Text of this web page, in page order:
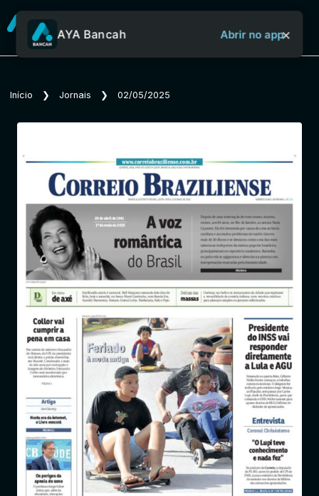
Sobre o Aya Bancah
Revistas
Jornais
Notícias
Entrar
AYA Bancah Abrir no app×
Início ❯ Jornais ❯ 02/05/2025